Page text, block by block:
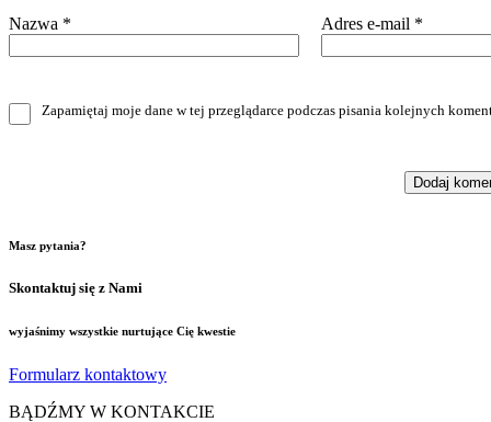
Nazwa * Adres e-mail *
Zapamiętaj moje dane w tej przeglądarce podczas pisania kolejnych
Masz pytania?
Skontaktuj się z Nami
wyjaśnimy wszystkie nurtujące Cię kwestie
Formularz kontaktowy
BĄDŹMY W KONTAKCIE